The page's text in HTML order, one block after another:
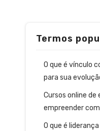
Termos
O que é vínculo
para sua
Cursos online de
empreender
O que é